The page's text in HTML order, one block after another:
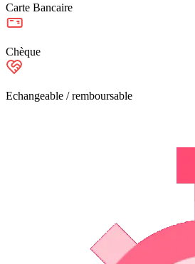
Carte Bancaire
Chèque
Echangeable / remboursable